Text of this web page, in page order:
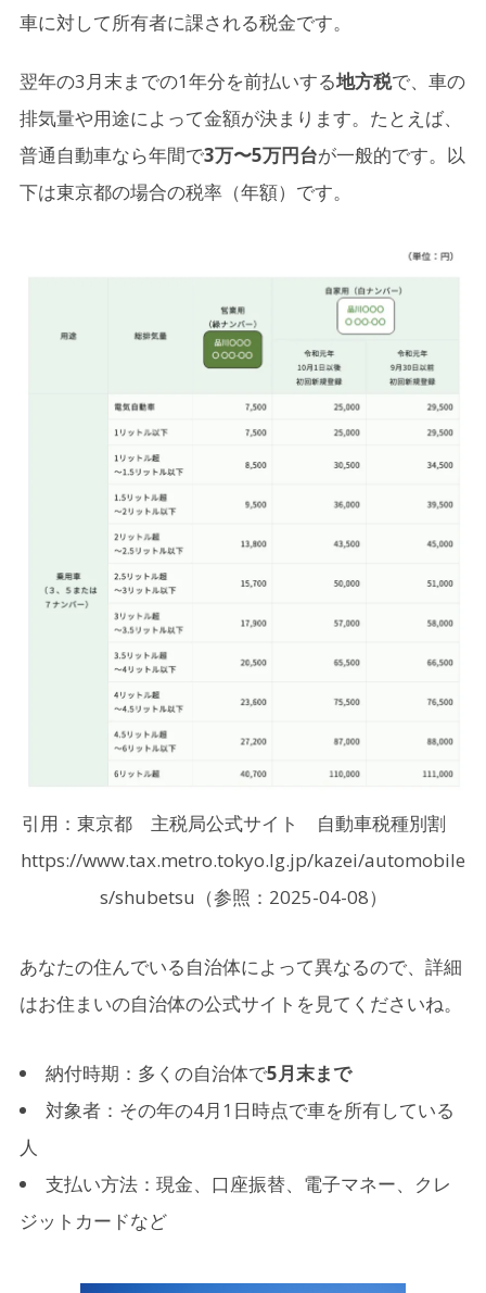
車に対して所有者に課される税金です。
翌年の3月末までの1年分を前払いする地方税で、車の
排気量や用途によって金額が決まります。たとえば、
普通自動車なら年間で3万〜5万円台が一般的です。以
下は東京都の場合の税率（年額）です。
引用：東京都 主税局公式サイト 自動車税種別割
https://www.tax.metro.tokyo.lg.jp/kazei/automobile
s/shubetsu（参照：2025-04-08）
あなたの住んでいる自治体によって異なるので、詳細
はお住まいの自治体の公式サイトを見てくださいね。
納付時期：多くの自治体で5月末まで
対象者：その年の4月1日時点で車を所有している
人
支払い方法：現金、口座振替、電子マネー、クレ
ジットカードなど